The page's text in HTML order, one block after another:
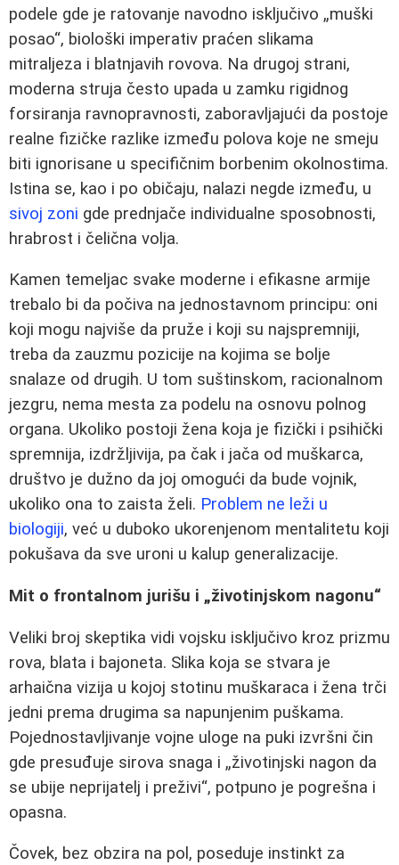
podele gde je ratovanje navodno isključivo „muški
posao“, biološki imperativ praćen slikama
mitraljeza i blatnjavih rovova. Na drugoj strani,
moderna struja često upada u zamku rigidnog
forsiranja ravnopravnosti, zaboravljajući da postoje
realne fizičke razlike između polova koje ne smeju
biti ignorisane u specifičnim borbenim okolnostima.
Istina se, kao i po običaju, nalazi negde između, u
sivoj zoni gde prednjače individualne sposobnosti,
hrabrost i čelična volja.
Kamen temeljac svake moderne i efikasne armije
trebalo bi da počiva na jednostavnom principu: oni
koji mogu najviše da pruže i koji su najspremniji,
treba da zauzmu pozicije na kojima se bolje
snalaze od drugih. U tom suštinskom, racionalnom
jezgru, nema mesta za podelu na osnovu polnog
organa. Ukoliko postoji žena koja je fizički i psihički
spremnija, izdržljivija, pa čak i jača od muškarca,
društvo je dužno da joj omogući da bude vojnik,
ukoliko ona to zaista želi. Problem ne leži u
biologiji, već u duboko ukorenjenom mentalitetu koji
pokušava da sve uroni u kalup generalizacije.
Mit o frontalnom jurišu i „životinjskom nagonu“
Veliki broj skeptika vidi vojsku isključivo kroz prizmu
rova, blata i bajoneta. Slika koja se stvara je
arhaična vizija u kojoj stotinu muškaraca i žena trči
jedni prema drugima sa napunjenim puškama.
Pojednostavljivanje vojne uloge na puki izvršni čin
gde presuđuje sirova snaga i „životinjski nagon da
se ubije neprijatelj i preživi“, potpuno je pogrešna i
opasna.
Čovek, bez obzira na pol, poseduje instinkt za